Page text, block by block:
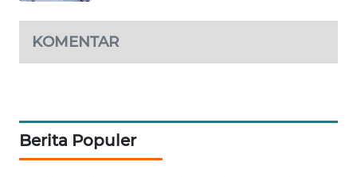
KOMENTAR
Berita Populer
WAHANANEWS
NET
SPORT